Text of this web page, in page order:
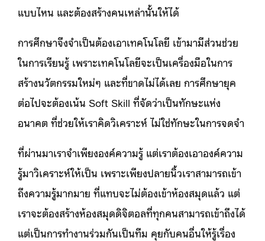
แบบไหน และต้องสร้างคนเหล่านั้นให้ได้
การศึกษาจึงจำเป็นต้องเอาเทคโนโลยี เข้ามามีส่วนช่วย
ในการเรียนรู้ เพราะเทคโนโลยีจะเป็นเครื่องมือในการ
สร้างนวัตกรรมใหม่ๆ และที่ขาดไม่ได้เลย การศึกษายุค
ต่อไปจะต้องเน้น Soft Skill ที่จัดว่าเป็นทักษะแห่ง
อนาคต ที่ช่วยให้เราคิดวิเคราะห์ ไม่ใช่ทักษะในการจดจำ
ที่ผ่านมาเราจำเพียงองค์ความรู้ แต่เราต้องเอาองค์ความ
รู้มาวิเคราะห์ให้เป็น เพราะเพียงปลายนิ้วเราสามารถเข้า
ถึงความรู้มากมาย ที่แทบจะไม่ต้องเข้าห้องสมุดแล้ว แต่
เราจะต้องสร้างห้องสมุดดิจิตอลที่ทุกคนสามารถเข้าถึงได้
แต่เป็นการทำงานร่วมกันเป็นทีม คุยกับคนอื่นให้รู้เรื่อง